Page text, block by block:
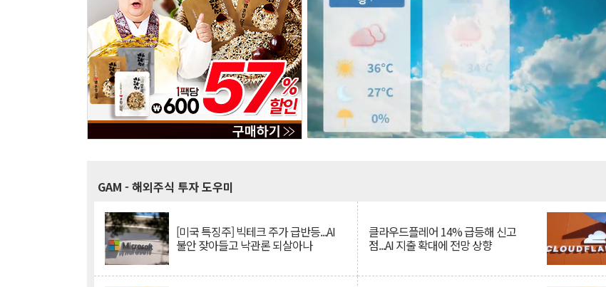
GAM - 해외주식 투자 도우미
[미국 특징주] 빅테크 주가 급반등...AI
불안 잦아들고 낙관론 되살아나
클라우드플레어 14% 급등해 신고
점...AI 지출 확대에 전망 상향